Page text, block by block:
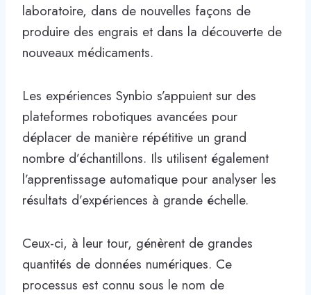
laboratoire, dans de nouvelles façons de
produire des engrais et dans la découverte de
nouveaux médicaments.
Les expériences Synbio s’appuient sur des
plateformes robotiques avancées pour
déplacer de manière répétitive un grand
nombre d’échantillons. Ils utilisent également
l’apprentissage automatique pour analyser les
résultats d’expériences à grande échelle.
Ceux-ci, à leur tour, génèrent de grandes
quantités de données numériques. Ce
processus est connu sous le nom de